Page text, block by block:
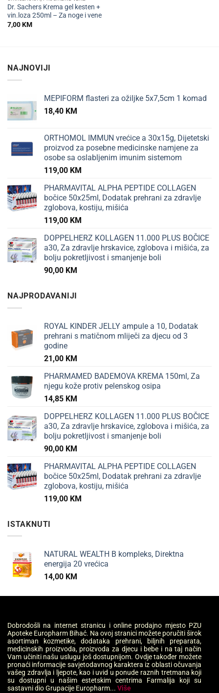
Dr. Sachers Krema gel kesten +
vin.loza 250ml – Za noge i vene
7,00KM
NAJNOVIJI
MEPIFORM flasteri za ožiljke 5x7,5cm 1 komad
18,40 KM
ORTHOMOL IMMUN vrećice a 30x15g, Dijetetski
proizvod za posebne medicinske namjene za
osobe sa oslabljenim imunim sistemom
119,00 KM
PHARMAVITAL ALPHA PEPTIDE COLLAGEN
bočice 50x25ml, Dodatak prehrani za zdravlje
zglobova, kostiju, mišića
119,00 KM
DOPPELHERZ KOLLAGEN 11.000 PLUS BOČICE
a30, Za zdravlje hrskavice, zglobova i mišića, za
bolju pokretljivost i smanjenje boli
90,00 KM
NAJPRODAVANIJI
ROYAL KINDER JELLY ampule a 10, Dodatak
prehrani s matičnom mliječi za djecu od 3
godine
21,00 KM
PHARMAMED BADEMOVA KREMA 150ml, Za
njegu kože protiv pelenskog osipa
14,85 KM
DOPPELHERZ KOLLAGEN 11.000 PLUS BOČICE
a30, Za zdravlje hrskavice, zglobova i mišića, za
bolju pokretljivost i smanjenje boli
90,00 KM
PHARMAVITAL ALPHA PEPTIDE COLLAGEN
bočice 50x25ml, Dodatak prehrani za zdravlje
zglobova, kostiju, mišića
119,00 KM
ISTAKNUTI
NATURAL WEALTH B kompleks, Direktna
energija 20 vrećica
14,00 KM
Dobrodošli na internet stranicu i online prodajno mjesto PZU
Apoteke Europharm Bihać. Na ovoj stranici možete poručiti širok
asortiman kozmetike, dodataka prehrani, biljnih preparata,
medicinskih proizvoda, proizvoda za djecu i bebe i na taj način
Vam učiniti našu uslugu još dostupnijom. Ovdje također možete
pronaći informacije savjetodavnog karaktera iz oblasti očuvanja
vašeg zdravlja i ljepote, kao i uvid u ponude raznih tretmana koji
su dostupni u našim estetskim centrima Farmalija koji su
sastavni dio Grupacije Europharm... Više